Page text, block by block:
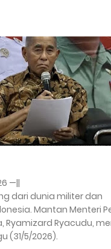
—||
dari dunia militer dan
Mantan Menteri
Ryamizard Ryacudu,
(31/5/2026).